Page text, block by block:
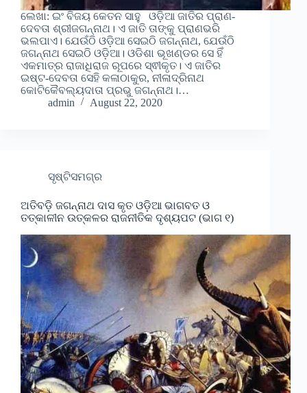
ଲେଖା: ଇଂ ବିଜୟ କେତନ ସାହୁ ଓଡ଼ିଆ ଜାତିର ପ୍ରାଣ-
ଦେବତା ଶ୍ରୀଜଗନ୍ନାଥ। ଏ ଜାତି ତାଙ୍କୁ ପ୍ରାଣଭରି
ଭଲପାଏ। ଯେଉଁଠି ଓଡ଼ିଆ ସେଇଠି ଜଗନ୍ନାଥ, ଯେଉଁଠି
ଜଗନ୍ନାଥ ସେଇଠି ଓଡ଼ିଆ। ଓଡିଶା ଭୂଖଣ୍ଡର ସେ ହିଁ
ଏକମାତ୍ର ରାଜାଧିରାଜ ରୂପରେ ସ୍ଵୀକୃତ। ଏ ଜାତିର
ଇଷ୍ଟ-ଦେବତା ସେହି କଳାଠାକୁର, ନୀଳାଦ୍ରିନାଥ
କୋଟିକୈବଲ୍ୟଦାତା ପ୍ରଭୁ ଜଗନ୍ନାଥ।…
admin
August 22, 2020
ସୃଷ୍ଟିସମଗ୍ର
ଅତିବଡ଼ି ଜଗନ୍ନାଥ ଦାସ କୃତ ଓଡ଼ିଆ ଭାଗବତ ଓ
ତତ୍କାଳୀନ ଉତ୍କଳର ରାଜନୀତିକ ଦୃଶ୍ୟପଟ (ଭାଗ ୧)